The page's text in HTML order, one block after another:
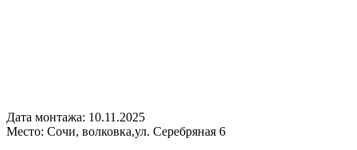
Дата монтажа: 10.11.2025
Место: Сочи, волковка,ул. Серебряная 6